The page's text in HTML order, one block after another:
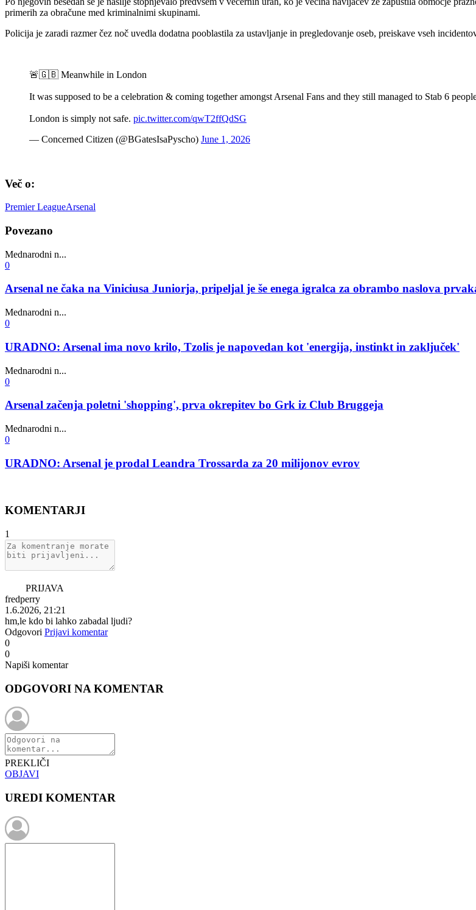
primerih za obračune med kriminalnimi skupinami.
Policija je zaradi razmer čez noč uvedla dodatna pooblastila za ustavljanje in pregledovanje oseb, preiskave vseh
🚨🇬🇧 Meanwhile in London
It was supposed to be a celebration & coming together amongst Arsenal Fans and they still managed to Stab 6
London is simply not safe. pic.twitter.com/qwT2ffQdSG
— Concerned Citizen (@BGatesIsaPyscho) June 1, 2026
Več o:
Premier LeagueArsenal
Povezano
Mednarodni n...
0
Arsenal ne čaka na Viniciusa Juniorja, pripeljal je še enega igralca za obrambo naslova
Mednarodni n...
0
URADNO: Arsenal ima novo krilo, Tzolis je napovedan kot 'energija, instinkt in zaključek'
Mednarodni n...
0
Arsenal začenja poletni 'shopping', prva okrepitev bo Grk iz Club Bruggeja
Mednarodni n...
0
URADNO: Arsenal je prodal Leandra Trossarda za 20 milijonov evrov
KOMENTARJI
1
PRIJAVA
fredperry
1.6.2026, 21:21
hm,le kdo bi lahko zabadal ljudi?
Odgovori Prijavi komentar
0
0
Napiši komentar
ODGOVORI NA KOMENTAR
PREKLIČI
OBJAVI
UREDI KOMENTAR